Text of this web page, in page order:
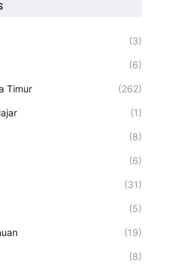
(3)
(6)
Timur (262)
(1)
(8)
(6)
(31)
(5)
(19)
(8)